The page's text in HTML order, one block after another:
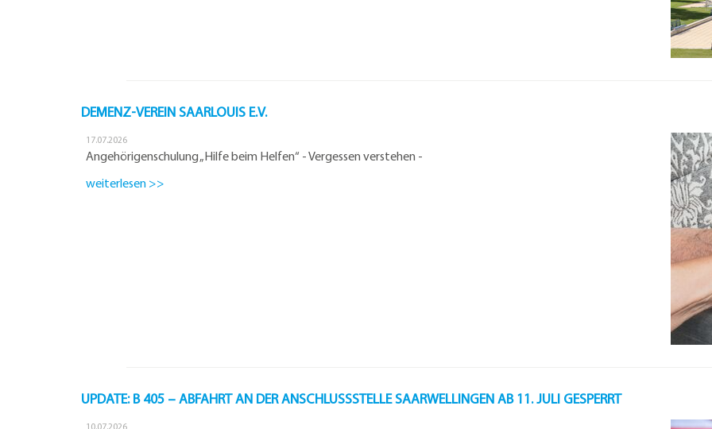
DEMENZ-VEREIN SAARLOUIS E.V.
17.07.2026
Angehörigenschulung „Hilfe beim Helfen“ - Vergessen verstehen -
weiterlesen >>
UPDATE: B 405 – ABFAHRT AN DER ANSCHLUSSSTELLE SAARWELLINGEN AB 11. JULI GESPERRT
10.07.2026